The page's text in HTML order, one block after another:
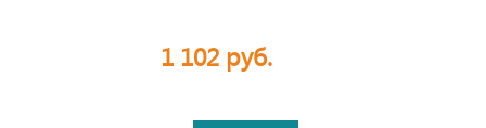
1 102 руб.